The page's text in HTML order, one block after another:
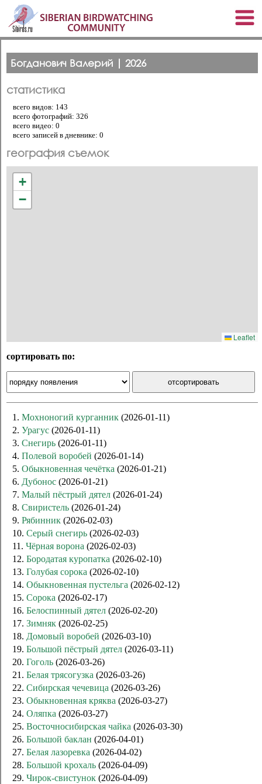
Богданович Валерий | 2026
статистика
всего видов: 143
всего фотографий: 326
всего видео: 0
всего записей в дневнике: 0
география съемок
+
−
Leaflet
сортировать по:
1. Мохноногий курганник (2026-01-11)
2. Урагус (2026-01-11)
3. Снегирь (2026-01-11)
4. Полевой воробей (2026-01-14)
5. Обыкновенная чечётка (2026-01-21)
6. Дубонос (2026-01-21)
7. Малый пёстрый дятел (2026-01-24)
8. Свиристель (2026-01-24)
9. Рябинник (2026-02-03)
10. Серый снегирь (2026-02-03)
11. Чёрная ворона (2026-02-03)
12. Бородатая куропатка (2026-02-10)
13. Голубая сорока (2026-02-10)
14. Обыкновенная пустельга (2026-02-12)
15. Сорока (2026-02-17)
16. Белоспинный дятел (2026-02-20)
17. Зимняк (2026-02-25)
18. Домовый воробей (2026-03-10)
19. Большой пёстрый дятел (2026-03-11)
20. Гоголь (2026-03-26)
21. Белая трясогузка (2026-03-26)
22. Сибирская чечевица (2026-03-26)
23. Обыкновенная кряква (2026-03-27)
24. Оляпка (2026-03-27)
25. Восточносибирская чайка (2026-03-30)
26. Большой баклан (2026-04-01)
27. Белая лазоревка (2026-04-02)
28. Большой крохаль (2026-04-09)
29. Чирок-свистунок (2026-04-09)